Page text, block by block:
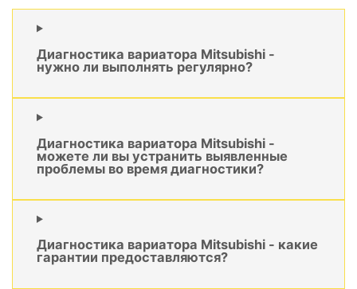
Диагностика вариатора Mitsubishi -
нужно ли выполнять регулярно?
Диагностика вариатора Mitsubishi -
можете ли вы устранить выявленные
проблемы во время диагностики?
Диагностика вариатора Mitsubishi - какие
гарантии предоставляются?